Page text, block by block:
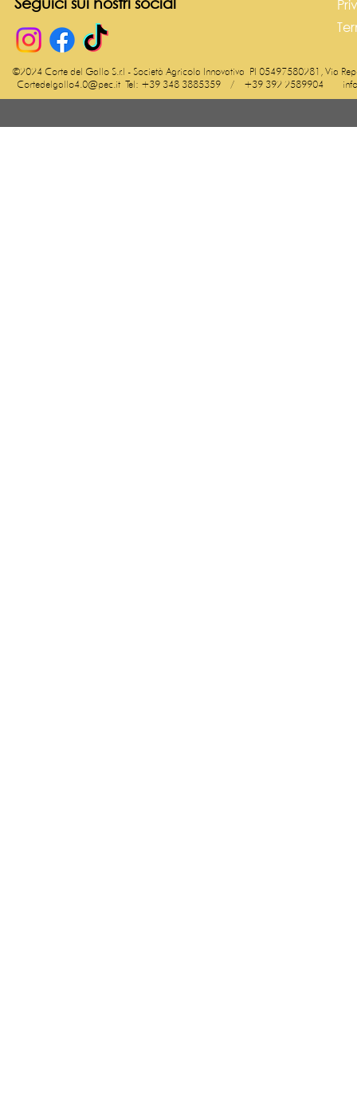
©2024 Corte del Gallo S.r.l - Società Agricola Innovativa PI 05497580281, Via
Cortedelgallo4.0@pec.it Tel: +39 348 3885359 / +39 392 2589904